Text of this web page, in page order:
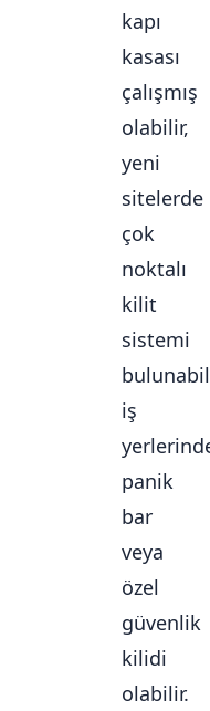
kapı
kasası
çalışmış
olabilir,
yeni
sitelerde
çok
noktalı
kilit
sistemi
iş
panik
bar
veya
özel
güvenlik
kilidi
olabilir.